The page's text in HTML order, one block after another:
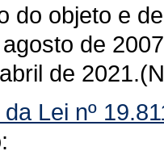
do objeto e
de
de
Lei nº